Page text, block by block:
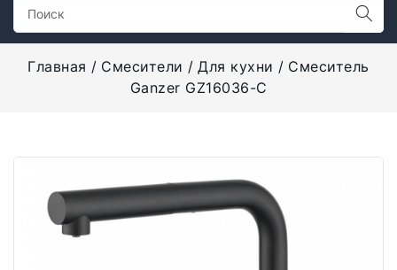
Главная Смесители Для кухни
Смеситель
Ganzer GZ16036-C